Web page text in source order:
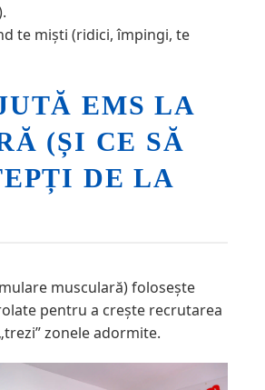
te miști (ridici, împingi, te
EMS LA
(ȘI CE SĂ
DE LA
musculară) folosește
pentru a crește recrutarea
zonele adormite.